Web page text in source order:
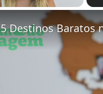
5 Destinos Baratos